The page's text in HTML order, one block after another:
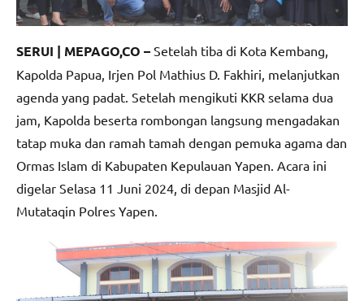
SERUI | MEPAGO,CO – Setelah tiba di Kota Kembang,
Kapolda Papua, Irjen Pol Mathius D. Fakhiri, melanjutkan
agenda yang padat. Setelah mengikuti KKR selama dua
jam, Kapolda beserta rombongan langsung mengadakan
tatap muka dan ramah tamah dengan pemuka agama dan
Ormas Islam di Kabupaten Kepulauan Yapen. Acara ini
digelar Selasa 11 Juni 2024, di depan Masjid Al-
Mutataqin Polres Yapen.